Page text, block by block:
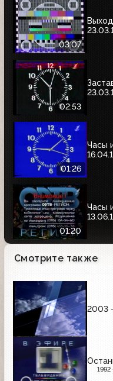
03:07
02:53
01:26
Часы
01:20
Часы
Смотрите также
2003
1992